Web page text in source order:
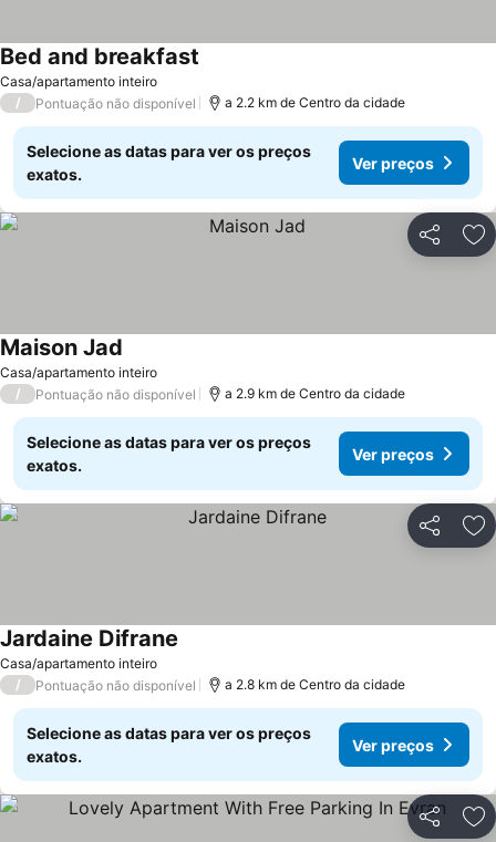
Casa/apartamento inteiro
Bed and breakfast
/ Pontuação não disponível a 2.2 km de Centro da cidade
Selecione as datas para ver os preços
exatos.
Ver preços
Partilhar
Casa/apartamento inteiro
Maison Jad
/ Pontuação não disponível a 2.9 km de Centro da cidade
Selecione as datas para ver os preços
exatos.
Ver preços
Partilhar
Casa/apartamento inteiro
Jardaine Difrane
/ Pontuação não disponível a 2.8 km de Centro da cidade
Selecione as datas para ver os preços
exatos.
Ver preços
Partilhar